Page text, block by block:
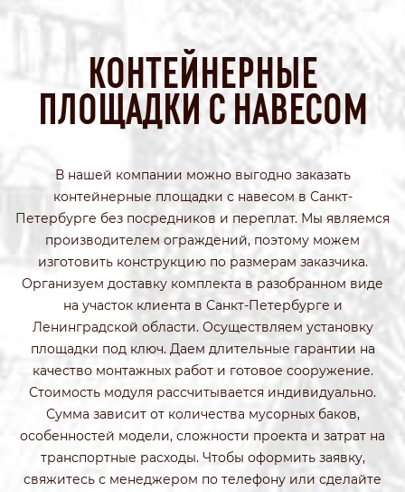
КОНТЕЙНЕРНЫЕ
ПЛОЩАДКИ С НАВЕСОМ
В нашей компании можно выгодно заказать
контейнерные площадки с навесом в Санкт-
Петербурге без посредников и переплат. Мы являемся
производителем ограждений, поэтому можем
изготовить конструкцию по размерам заказчика.
Организуем доставку комплекта в разобранном виде
на участок клиента в Санкт-Петербурге и
Ленинградской области. Осуществляем установку
площадки под ключ. Даем длительные гарантии на
качество монтажных работ и готовое сооружение.
Стоимость модуля рассчитывается индивидуально.
Сумма зависит от количества мусорных баков,
особенностей модели, сложности проекта и затрат на
транспортные расходы. Чтобы оформить заявку,
свяжитесь с менеджером по телефону или сделайте